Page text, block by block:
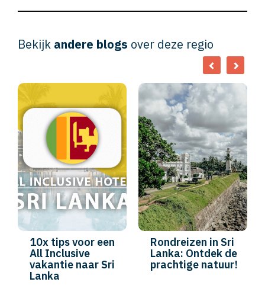
Bekijk andere blogs over deze regio
10x tips voor een
All Inclusive
vakantie naar Sri
Lanka
Rondreizen in Sri
Lanka: Ontdek de
prachtige natuur!